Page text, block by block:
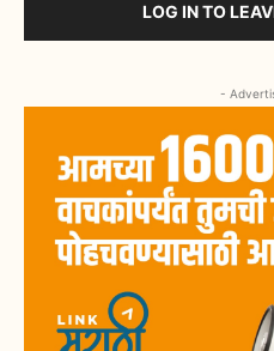
LOG IN TO
-